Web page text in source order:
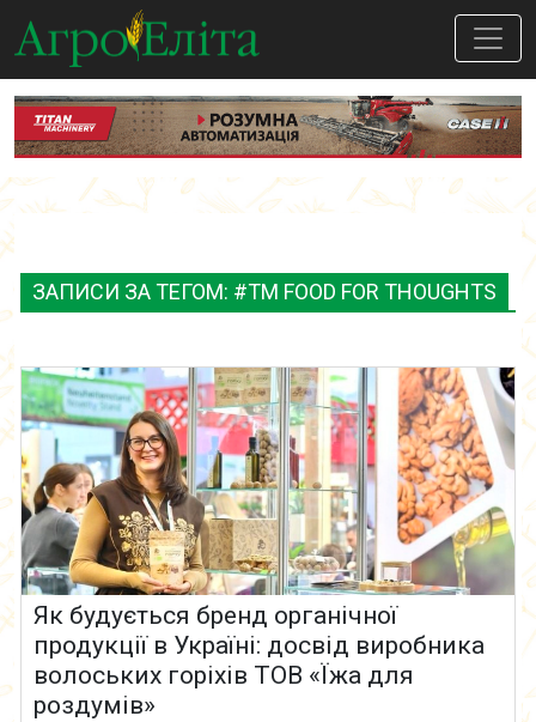
ЗАПИСИ ЗА ТЕГОМ: #TM FOOD FOR THOUGHTS
Як будується бренд органічної
продукції в Україні: досвід виробника
волоських горіхів ТОВ «Їжа для
роздумів»